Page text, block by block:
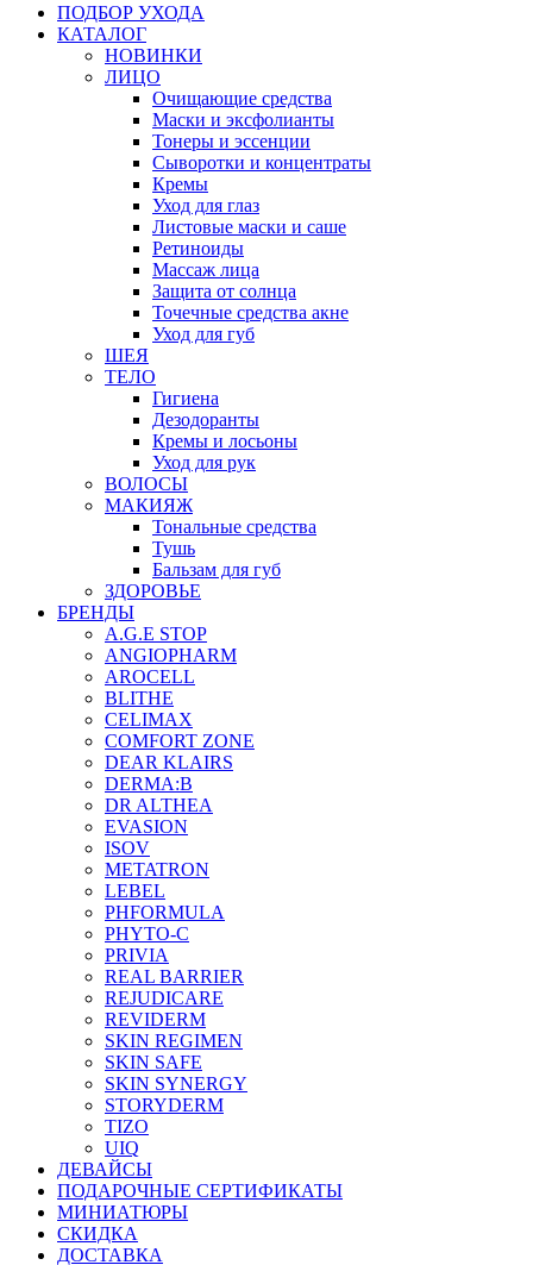
ПОДБОР УХОДА
КАТАЛОГ
НОВИНКИ
ЛИЦО
Очищающие средства
Маски и эксфолианты
Тонеры и эссенции
Сыворотки и концентраты
Кремы
Уход для глаз
Листовые маски и саше
Ретиноиды
Массаж лица
Защита от солнца
Точечные средства акне
Уход для губ
ШЕЯ
ТЕЛО
Гигиена
Дезодоранты
Кремы и лосьоны
Уход для рук
ВОЛОСЫ
МАКИЯЖ
Тональные средства
Тушь
Бальзам для губ
ЗДОРОВЬЕ
БРЕНДЫ
A.G.E STOP
ANGIOPHARM
AROCELL
BLITHE
CELIMAX
COMFORT ZONE
DEAR KLAIRS
DERMA:B
DR ALTHEA
EVASION
ISOV
METATRON
LEBEL
PHFORMULA
PHYTO-C
PRIVIA
REAL BARRIER
REJUDICARE
REVIDERM
SKIN REGIMEN
SKIN SAFE
SKIN SYNERGY
STORYDERM
TIZO
UIQ
ДЕВАЙСЫ
ПОДАРОЧНЫЕ СЕРТИФИКАТЫ
МИНИАТЮРЫ
СКИДКА
ДОСТАВКА